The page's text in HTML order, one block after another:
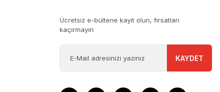
Ücretsiz e-bültene kayıt olun, fırsatları
kaçırmayın
KAYDET